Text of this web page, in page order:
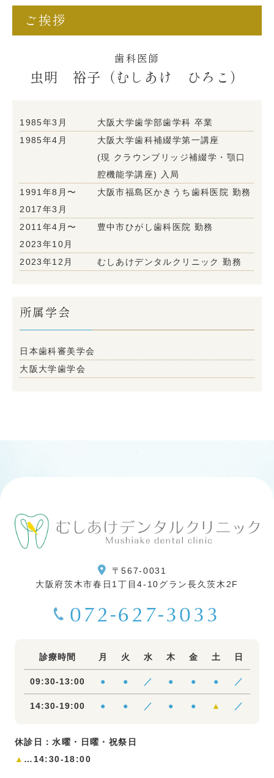
ご挨拶
歯科医師
虫明 裕子（むしあけ ひろこ）
1985年3月
大阪大学歯学部歯学科 卒業
1985年4月
大阪大学歯科補綴学第一講座
(現 クラウンブリッジ補綴学・顎口
腔機能学講座) 入局
1991年8月〜
2017年3月
大阪市福島区かきうち歯科医院 勤務
2011年4月〜
2023年10月
豊中市ひがし歯科医院 勤務
2023年12月 むしあけデンタルクリニック 勤務
所属学会
日本歯科審美学会
大阪大学歯学会
〒567-0031
大阪府茨木市春日1丁目4-10グラン長久茨木2F
072-627-3033
診療時間 月 火 水 木 金 土 日
09:30-13:00 ● ● ／ ● ● ● ／
14:30-19:00 ● ● ／ ● ● ▲ ／
休診日：水曜・日曜・祝祭日
▲ …14:30-18:00